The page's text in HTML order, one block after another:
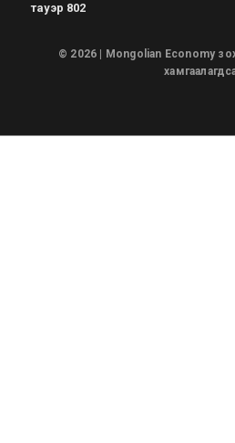
тауэр 802
© 2026 | Mongolian Economy